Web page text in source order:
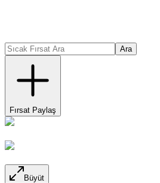
Ara
Fırsat Paylaş
Büyüt